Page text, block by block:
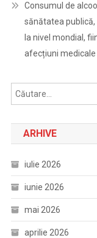
Consumul de
sănătatea
la nivel mondial,
afecțiuni medicale
ARHIVE
iulie 2026
iunie 2026
mai 2026
aprilie 2026